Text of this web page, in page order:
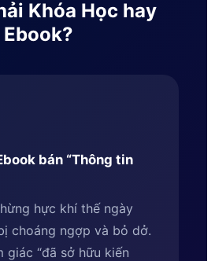
Khóa Học hay
Ebook?
bán “Thông tin
hực khí thế ngày
choáng ngợp và bỏ dở.
giác “đã sở hữu kiến